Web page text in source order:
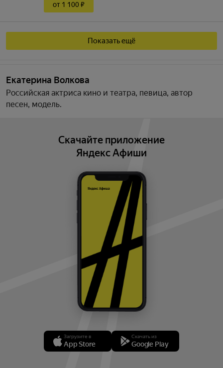
от 1 100 ₽
Показать ещё
Екатерина Волкова
Российская актриса кино и театра, певица, автор
песен, модель.
Скачайте приложение
Яндекс Афиши
Загрузите в
App Store
Скачать из
Google Play